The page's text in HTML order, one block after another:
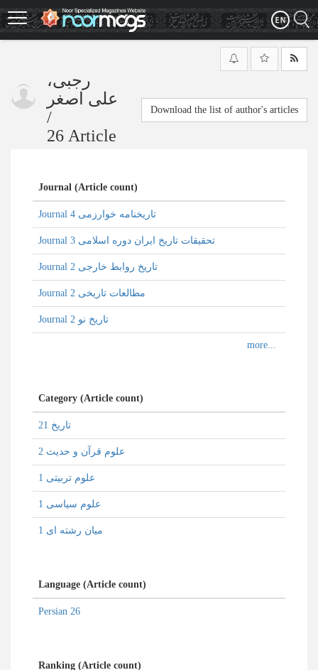
Skip
to
main
رجبی،
علی اصغر
/
26 Article
Download the list of author's articles
Journal (Article count)
Journal تاریخنامه خوارزمی 4
Journal تحقیقات تاریخ ایران دوره اسلامی 3
Journal تاریخ روابط خارجی 2
Journal مطالعات تاریخی 2
Journal تاریخ نو 2
Category (Article count)
تاریخ 21
علوم قرآن و حدیث 2
علوم تربیتی 1
علوم سیاسی 1
میان رشته ای 1
Language (Article count)
Persian 26
Ranking (Article count)